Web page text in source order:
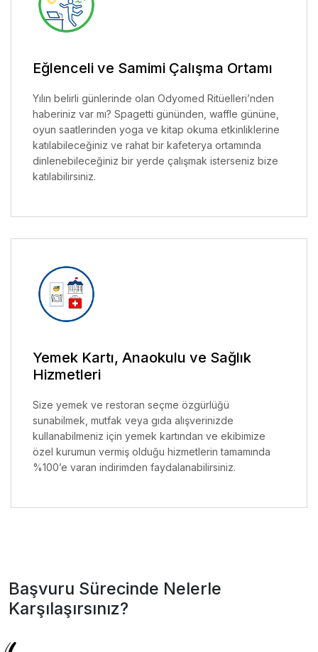
Eğlenceli ve Samimi Çalışma Ortamı
Yılın belirli günlerinde olan Odyomed Ritüelleri’nden
haberiniz var mı? Spagetti gününden, waffle gününe,
oyun saatlerinden yoga ve kitap okuma etkinliklerine
katılabileceğiniz ve rahat bir kafeterya ortamında
dinlenebileceğiniz bir yerde çalışmak isterseniz bize
katılabilirsiniz.
Yemek Kartı, Anaokulu ve Sağlık
Hizmetleri
Size yemek ve restoran seçme özgürlüğü
sunabilmek, mutfak veya gıda alışverinizde
kullanabilmeniz için yemek kartından ve ekibimize
özel kurumun vermiş olduğu hizmetlerin tamamında
%100’e varan indirimden faydalanabilirsiniz.
Başvuru Sürecinde Nelerle
Karşılaşırsınız?